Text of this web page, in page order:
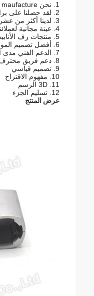
1. نحن derict maufacture ، يمكن contrct الجودة والسعر ، لبيع عالية الجودة وأفضل الأسعار للعملاء forout.
2. لقد حصلنا على براءة اختراع لمنتج نظام رف أنابيب سبائك الألومنيوم في الصين ، المصنع الوحيد لمنتجات هذه المنتجات.
3. لدينا أكثر من عشر سنوات خبرة في نظام رف الأنابيب ،
4. عينة مجانية لعملائنا ، ولكن عليك أن تدفع للشحن.
5. منتجات رف الأنابيب وتصميم الحلول الموردة بسرعة وحرية
6. أفضل تصميم الموجهة لمتطلباتك الخاصة
7. الدعم الفني مدى الحياة
8. دعم فريق محترف
9. تصميم قياسي
10. مفهوم الاقتراح
11. 3D الرسم
12. تسليم الجزء
عرض المنتج